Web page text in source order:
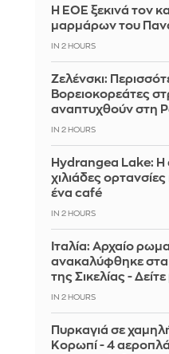
Η ΕΟΕ ξεκινά τον
μαρμάρων του
IN 2 HOURS
Ζελένσκι:
Βορειοκορεάτες
αναπτυχθούν στη
IN 2 HOURS
Hydrangea Lake: Η
χιλιάδες
ένα café
IN 2 HOURS
Ιταλία: Αρχαίο
ανακαλύφθηκε
της Σικελίας - Δείτε
IN 2 HOURS
Πυρκαγιά σε
Κορωπί - 4